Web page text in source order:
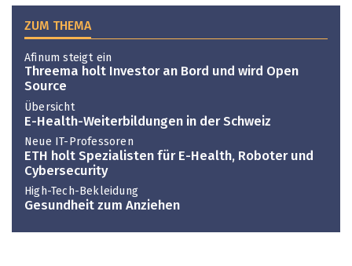
ZUM THEMA
Afinum steigt ein
Threema holt Investor an Bord und wird Open
Source
Übersicht
E-Health-Weiterbildungen in der Schweiz
Neue IT-Professoren
ETH holt Spezialisten für E-Health, Roboter und
Cybersecurity
High-Tech-Bekleidung
Gesundheit zum Anziehen